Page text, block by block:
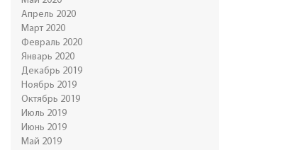
Апрель 2020
Март 2020
Февраль 2020
Январь 2020
Декабрь 2019
Ноябрь 2019
Октябрь 2019
Июль 2019
Июнь 2019
Май 2019